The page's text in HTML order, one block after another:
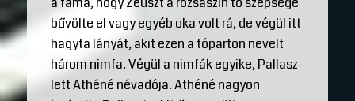
bűvölte el vagy egyéb oka volt rá, de végül itt
hagyta lányát, akit ezen a tóparton nevelt
három nimfa. Végül a nimfák egyike, Pallasz
lett Athéné névadója. Athéné nagyon